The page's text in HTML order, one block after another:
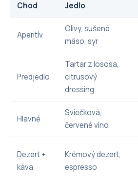
Chod Jedlo
Aperitív
Olivy, sušené
mäso, syr
Predjedlo
Tartar z lososa,
citrusový
dressing
Hlavné
Sviečková,
červené víno
Dezert +
káva
Krémový dezert,
espresso